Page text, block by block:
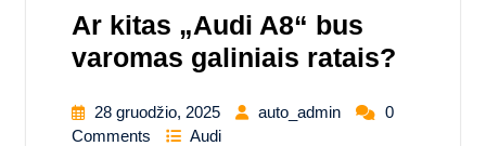
Ar kitas „Audi A8“ bus
varomas galiniais ratais?
28 gruodžio, 2025 auto_admin
0
Comments
Audi